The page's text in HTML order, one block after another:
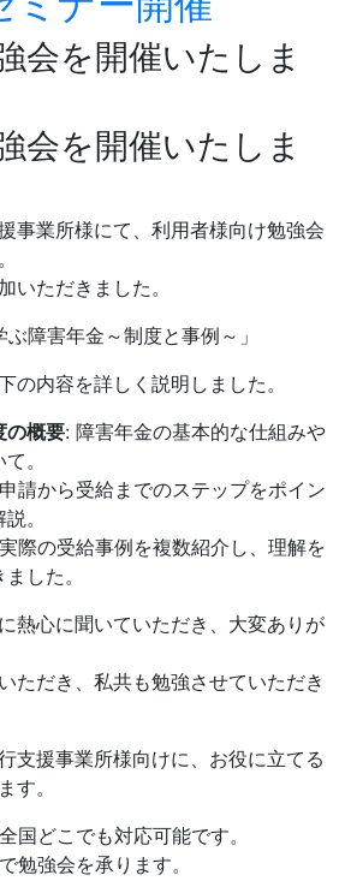
会を開催いたしま
会を開催いたしま
事業所様にて、利用者様向け勉強会
いただきました。
障害年金～制度と事例～」
の内容を詳しく説明しました。
の概要: 障害年金の基本的な仕組みや
。
請から受給までのステップをポイン
。
際の受給事例を複数紹介し、理解を
した。
熱心に聞いていただき、大変ありが
ただき、私共も勉強させていただき
支援事業所様向けに、お役に立てる
す。
国どこでも対応可能です。
勉強会を承ります。